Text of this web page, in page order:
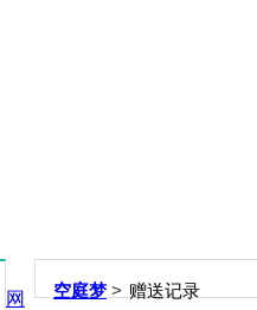
空庭梦 > 赠送记录
网